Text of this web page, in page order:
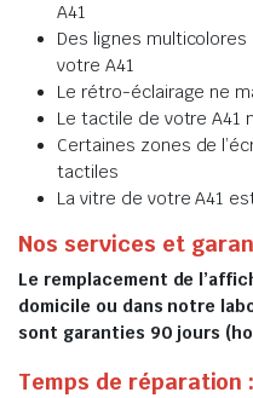
A41
Des lignes
votre A41
Le rétro-éclairage ne
Le tactile de votre A41
Certaines zones de
tactiles
La vitre de votre A41
Nos services et
Le remplacement de
domicile ou dans notre
sont garanties 90 jours
Temps de réparation :